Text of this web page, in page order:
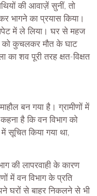
की आवाज़ें सुनीं, तो
भागने का प्रयास किया।
में ले लिया। घर से महज
को कुचलकर मौत के घाट
का शव पूरी तरह क्षत-विक्षत
बन गया है। ग्रामीणों में
है कि वन विभाग को
में सूचित किया गया था,
की लापरवाही के कारण
में वन विभाग के प्रति
घरों से बाहर निकलने से भी